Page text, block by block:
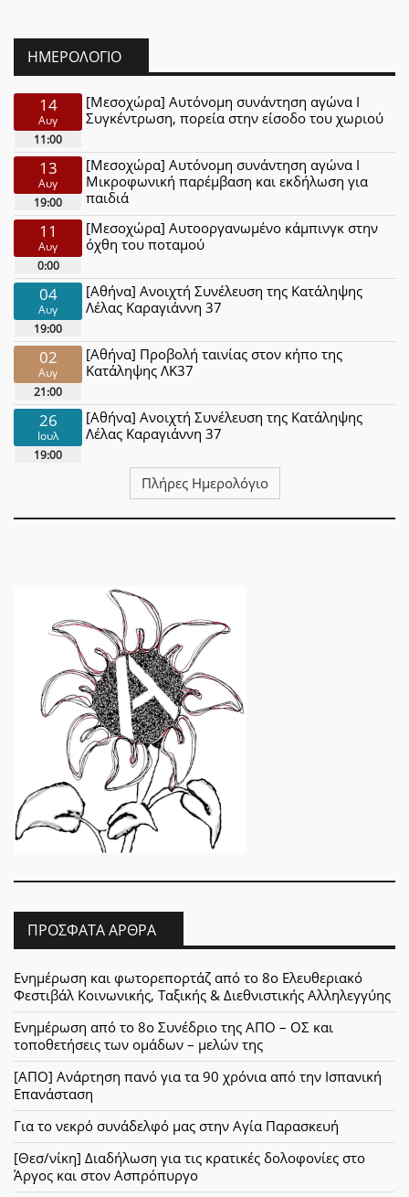
ΗΜΕΡΟΛΌΓΙΟ
14
Αυγ
11:00
[Μεσοχώρα] Αυτόνομη συνάντηση αγώνα Ι
Συγκέντρωση, πορεία στην είσοδο του χωριού
13
Αυγ
19:00
[Μεσοχώρα] Αυτόνομη συνάντηση αγώνα Ι
Μικροφωνική παρέμβαση και εκδήλωση για
παιδιά
11
Αυγ
0:00
[Μεσοχώρα] Αυτοοργανωμένο κάμπινγκ στην
όχθη του ποταμού
04
Αυγ
19:00
[Αθήνα] Ανοιχτή Συνέλευση της Κατάληψης
Λέλας Καραγιάννη 37
02
Αυγ
21:00
[Αθήνα] Προβολή ταινίας στον κήπο της
Κατάληψης ΛΚ37
26
Ιουλ
19:00
[Αθήνα] Ανοιχτή Συνέλευση της Κατάληψης
Λέλας Καραγιάννη 37
Πλήρες Ημερολόγιο
ΠΡΌΣΦΑΤΑ ΆΡΘΡΑ
Ενημέρωση και φωτορεπορτάζ από το 8ο Ελευθεριακό
Φεστιβάλ Κοινωνικής, Ταξικής & Διεθνιστικής Αλληλεγγύης
Ενημέρωση από το 8ο Συνέδριο της ΑΠΟ – ΟΣ και
τοποθετήσεις των ομάδων – μελών της
[ΑΠΟ] Ανάρτηση πανό για τα 90 χρόνια από την Ισπανική
Επανάσταση
Για το νεκρό συνάδελφό μας στην Αγία Παρασκευή
[Θεσ/νίκη] Διαδήλωση για τις κρατικές δολοφονίες στο
Άργος και στον Ασπρόπυργο